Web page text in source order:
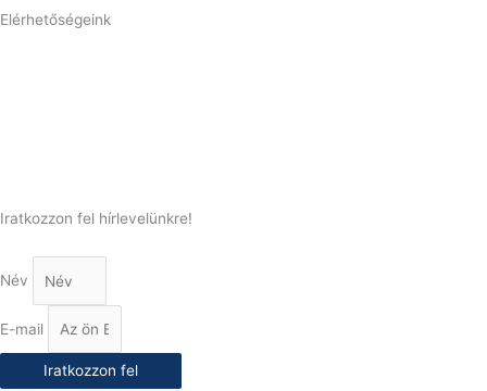
Elérhetőségeink
Iratkozzon fel hírlevelünkre!
Név
E-mail
Iratkozzon fel